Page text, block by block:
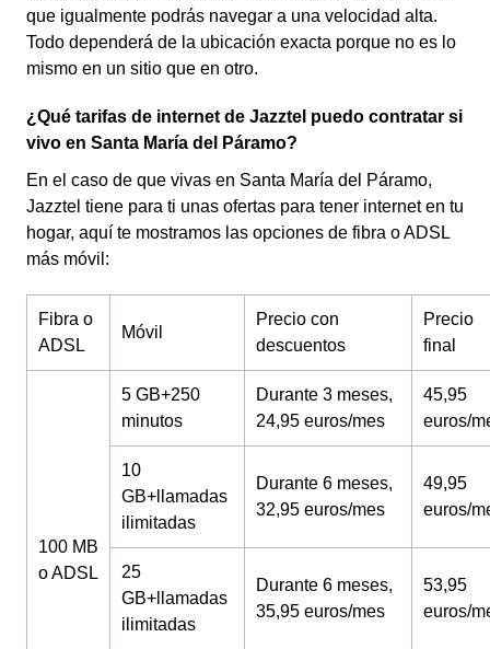
que igualmente podrás navegar a una velocidad alta.
Todo dependerá de la ubicación exacta porque no es lo
mismo en un sitio que en otro.
¿Qué tarifas de internet de Jazztel puedo contratar si
vivo en Santa María del Páramo?
En el caso de que vivas en Santa María del Páramo,
Jazztel tiene para ti unas ofertas para tener internet en tu
hogar, aquí te mostramos las opciones de fibra o ADSL
más móvil:
Fibra o
ADSL
Móvil
Precio con
descuentos
Precio
final
100 MB
o ADSL
5 GB+250
minutos
Durante 3 meses,
24,95 euros/mes
45,95
euros/
10
GB+llamadas
ilimitadas
Durante 6 meses,
32,95 euros/mes
49,95
euros/
25
GB+llamadas
ilimitadas
Durante 6 meses,
35,95 euros/mes
53,95
euros/